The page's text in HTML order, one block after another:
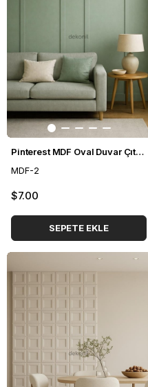
Pinterest MDF Oval Duvar Çıtası 70*235cm
MDF-2
$7.00
SEPETE EKLE